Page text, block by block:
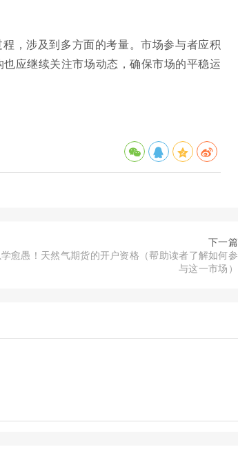
，涉及到多方面的考量。市场参与者应积
应继续关注市场动态，确保市场的平稳运
下一篇
愈愚！天然气期货的开户资格（帮助读者了解如何参
与这一市场）